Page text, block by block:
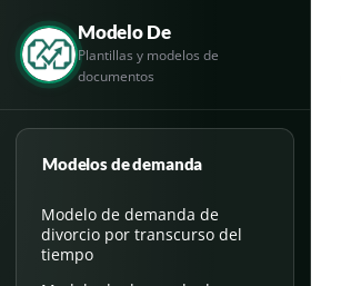
Modelo De
Plantillas y modelos de
documentos
Modelos de demanda
Modelo de demanda de
divorcio por transcurso del
tiempo